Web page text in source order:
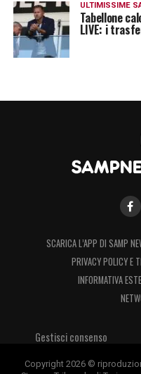
ULTIMISSIME
Tabellone
LIVE: i
SCARICA L’APP DI SAMP
PRIVACY POLICY E
INFORMATIVA
Gestisci consenso
Copyright 2026 ©